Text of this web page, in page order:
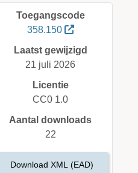
Toegangscode
358.150
Laatst gewijzigd
21 juli 2026
Licentie
CC0 1.0
Aantal downloads
22
Download XML (EAD)